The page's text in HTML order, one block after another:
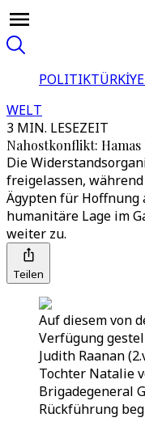
POLITIKTÜRKİYE
WELT
3 MIN. LESEZEIT
Nahostkonflikt: Hamas
Die
freigelassen,
Ägypten für Hoffnung
humanitäre Lage im
weiter zu.
Teilen
Auf diesem von
Verfügung
Judith Raanan
Tochter Natalie
Brigadegeneral
Rückführung